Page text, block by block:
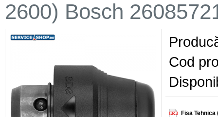
2600) Bosch
Cod
Fisa Tehnica